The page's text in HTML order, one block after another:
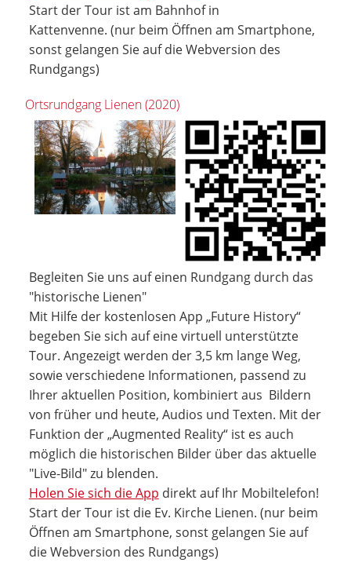
Start der Tour ist am Bahnhof in
Kattenvenne. (nur beim Öffnen am Smartphone,
sonst gelangen Sie auf die Webversion des
Rundgangs)
Ortsrundgang Lienen (2020)
Begleiten Sie uns auf einen Rundgang durch das
"historische Lienen"
Mit Hilfe der kostenlosen App „Future History“
begeben Sie sich auf eine virtuell unterstützte
Tour. Angezeigt werden der 3,5 km lange Weg,
sowie verschiedene Informationen, passend zu
Ihrer aktuellen Position, kombiniert aus Bildern
von früher und heute, Audios und Texten. Mit der
Funktion der „Augmented Reality“ ist es auch
möglich die historischen Bilder über das aktuelle
"Live-Bild" zu blenden.
Holen Sie sich die App direkt auf Ihr Mobiltelefon!
Start der Tour ist die Ev. Kirche Lienen. (nur beim
Öffnen am Smartphone, sonst gelangen Sie auf
die Webversion des Rundgangs)